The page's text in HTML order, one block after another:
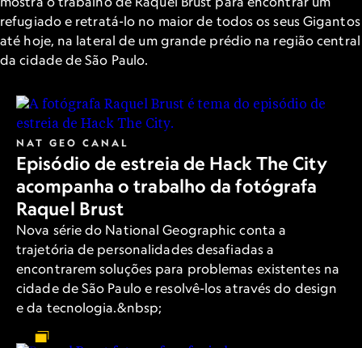
refugiado e retratá-lo no maior de todos os seus Gigantos
até hoje, na lateral de um grande prédio na região central
da cidade de São Paulo.
NAT GEO CANAL
Episódio de estreia de Hack The City
acompanha o trabalho da fotógrafa
Raquel Brust
Nova série do National Geographic conta a
trajetória de personalidades desafiadas a
encontrarem soluções para problemas existentes na
cidade de São Paulo e resolvê-los através do design
e da tecnologia.&nbsp;